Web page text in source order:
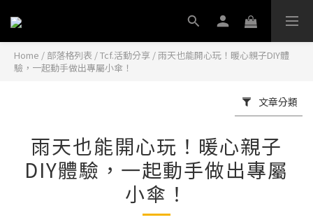
Home / 部落格列表 /Tcf.活動分享 /雨天也能開心玩！暖心親子DIY體
驗，一起動手做出專屬小傘！
文章分類
雨天也能開心玩！暖心親子
DIY體驗，一起動手做出專屬
小傘！